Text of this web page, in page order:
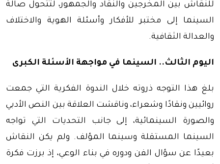
للنقاش بين المخرجين والنقاد والجمهور، لتتحول صالة
السينما إلى مختبر للأفكار وأسئلة الهوية والاختلاف
والعدالة الثقافية.
اليوم الثالث.. السينما في مواجهة الأسئلة الكبرى
بلغ هذا التوجه ذروته خلال الندوة الفكرية التي جمعت
روائيين ونقادًا وشعراء، وناقشت العلاقة بين النص الأدبي
والصورة السينمائية، إلى جانب التحديات التي تواجه
السينما المستقلة وسينما المؤلف. ولم يكن النقاش
بعيدًا عن سؤال الفن ودوره في بناء الوعي، إذ برزت فكرة